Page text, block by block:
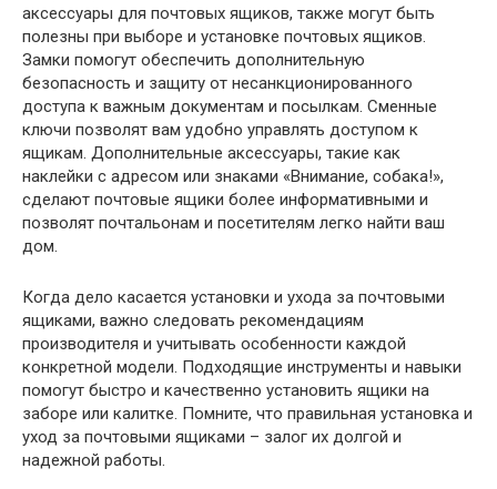
аксессуары для почтовых ящиков, также могут быть
полезны при выборе и установке почтовых ящиков.
Замки помогут обеспечить дополнительную
безопасность и защиту от несанкционированного
доступа к важным документам и посылкам. Сменные
ключи позволят вам удобно управлять доступом к
ящикам. Дополнительные аксессуары, такие как
наклейки с адресом или знаками «Внимание, собака!»,
сделают почтовые ящики более информативными и
позволят почтальонам и посетителям легко найти ваш
дом.
Когда дело касается установки и ухода за почтовыми
ящиками, важно следовать рекомендациям
производителя и учитывать особенности каждой
конкретной модели. Подходящие инструменты и навыки
помогут быстро и качественно установить ящики на
заборе или калитке. Помните, что правильная установка и
уход за почтовыми ящиками – залог их долгой и
надежной работы.